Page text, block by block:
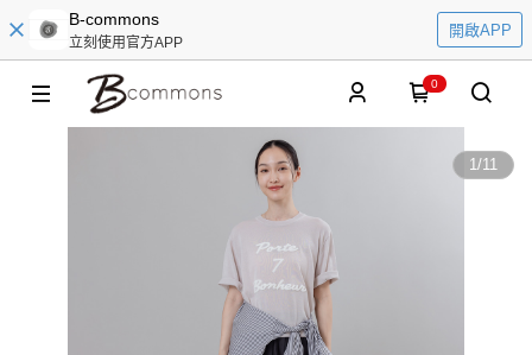
B-commons
立刻使用官方APP
開啟APP
0
1/11